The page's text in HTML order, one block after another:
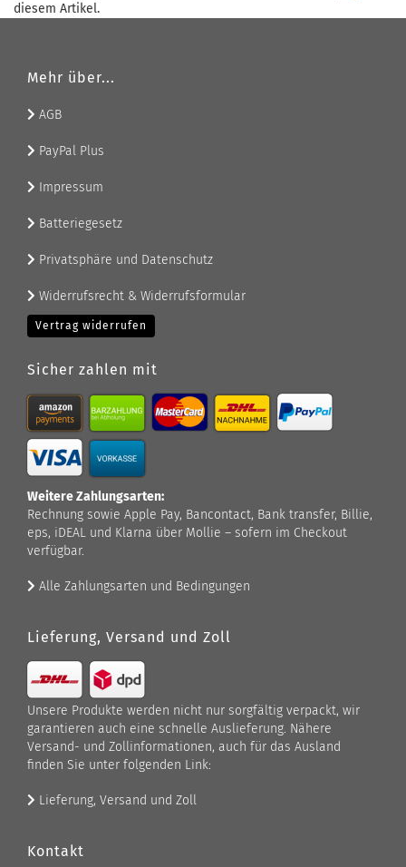
diesem Artikel.
Mehr über...
AGB
PayPal Plus
Impressum
Batteriegesetz
Privatsphäre und Datenschutz
Widerrufsrecht & Widerrufsformular
Vertrag widerrufen
Sicher zahlen mit
Weitere Zahlungsarten:
Rechnung sowie Apple Pay, Bancontact, Bank transfer, Billie,
eps, iDEAL und Klarna über Mollie – sofern im Checkout
verfügbar.
Alle Zahlungsarten und Bedingungen
Lieferung, Versand und Zoll
Unsere Produkte werden nicht nur sorgfältig verpackt, wir
garantieren auch eine schnelle Auslieferung. Nähere
Versand- und Zollinformationen, auch für das Ausland
finden Sie unter folgenden Link:
Lieferung, Versand und Zoll
Kontakt